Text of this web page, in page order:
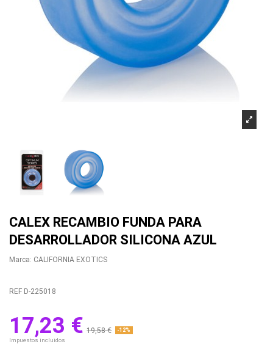
CALEX RECAMBIO FUNDA PARA
DESARROLLADOR SILICONA AZUL
Marca: CALIFORNIA EXOTICS
REF D-225018
17,23 € 19,58 € -12%
Impuestos incluidos